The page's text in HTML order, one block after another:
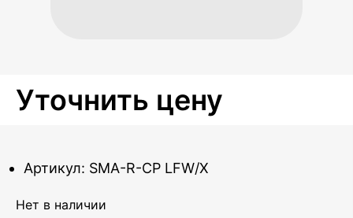
Уточнить цену
Артикул: SMA-R-CP LFW/X
Нет в наличии